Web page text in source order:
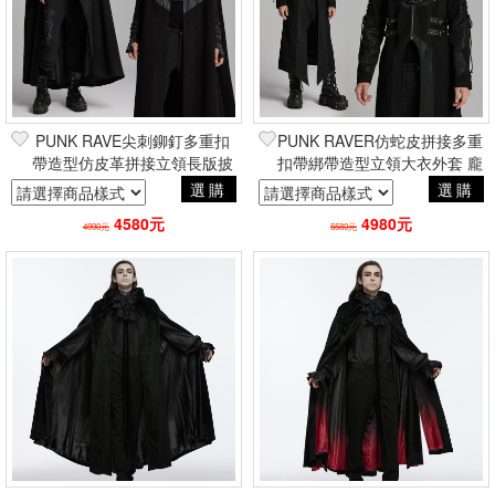
PUNK RAVE尖刺鉚釘多重扣
帶造型仿皮革拼接立領長版披
風斗篷 龐克搖滾重金屬帥氣電
玩風
選購
4990元 4580元
PUNK RAVER仿蛇皮拼接多重
扣帶綁帶造型立領大衣外套 龐
克搖滾重金屬帥氣電玩風
選購
5580元 4980元